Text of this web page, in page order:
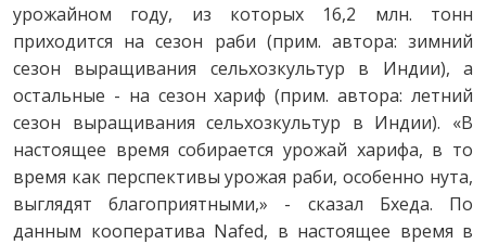
урожайном году, из которых 16,2 млн. тонн
приходится на сезон раби (прим. автора: зимний
сезон выращивания сельхозкультур в Индии), а
остальные - на сезон хариф (прим. автора: летний
сезон выращивания сельхозкультур в Индии). «В
настоящее время собирается урожай харифа, в то
время как перспективы урожая раби, особенно нута,
выглядят благоприятными,» - сказал Бхеда. По
данным кооператива Nafed, в настоящее время в